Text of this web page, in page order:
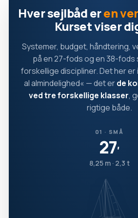
Hver sejlbåd eren
Kurset viser
Systemer, budget, håndtering,
på en 27-fods og en 38-fods
forskellige discipliner. Det her
al almindelighed« — det erde
ved tre forskellige klasser,
rigtige både.
01 · SMÅ
27′
8,25 m · 2,3 t